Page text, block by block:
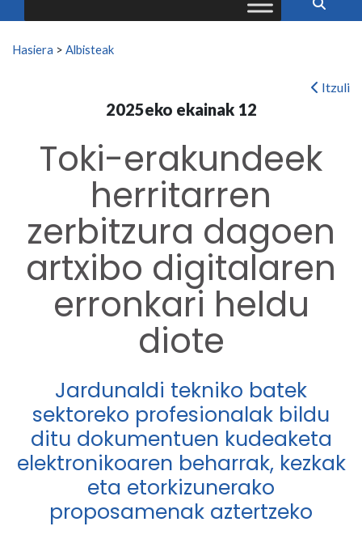
Search for:
Hasiera > Albisteak
Itzuli
2025eko ekainak 12
Toki-erakundeek
herritarren
zerbitzura dagoen
artxibo digitalaren
erronkari heldu
diote
Jardunaldi tekniko batek
sektoreko profesionalak bildu
ditu dokumentuen kudeaketa
elektronikoaren beharrak, kezkak
eta etorkizunerako
proposamenak aztertzeko